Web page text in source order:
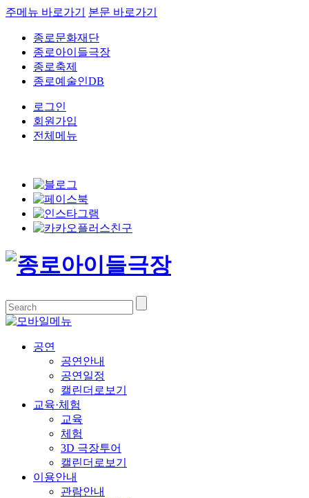
주메뉴 바로가기 본문 바로가기
종로문화재단
종로아이들극장
종로축제
종로예술인DB
로그인
회원가입
전체메뉴
공연
공연안내
공연일정
캘린더로보기
교육·체험
교육
체험
3D 극장투어
캘린더로보기
이용안내
관람안내